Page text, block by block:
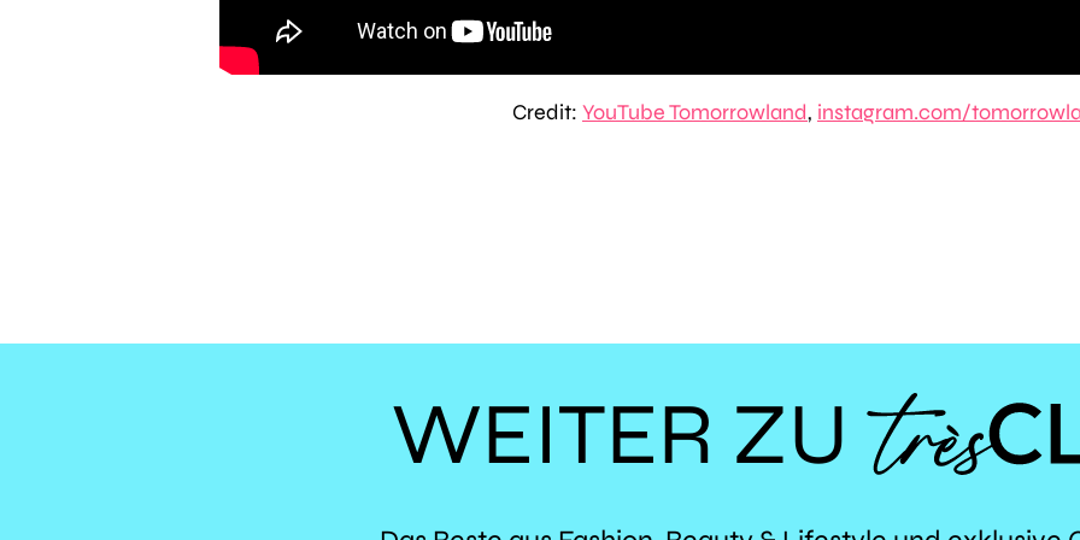
Credit: YouTube Tomorrowland, instagram.com/
WEITER ZU